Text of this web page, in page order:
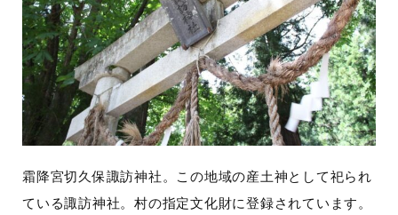
霜降宮切久保諏訪神社。この地域の産土神として祀られ
ている諏訪神社。村の指定文化財に登録されています。